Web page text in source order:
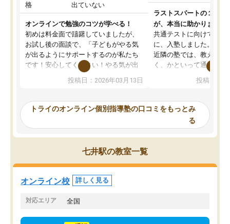
格
出ていない
オンラインで勉強のコツが学べる！
初めは料金面で躊躇していましたが、
お試し後の面談で、「子どもがやる気
が出るようにサポートするのが私たち
です！安心してください！やる気が出
ないのは私たち講師の責任です」と言
ってくださり、確かに！と考えて、思
ったんですが、学生の先生から学ぶこ
み、徐々に成績が上がったらいいなと
思っていました。何が今足りないのか
を的確に指導いただき、子どももびっ
くりするほど楽しんでやる気を持って
塾を受けています。狙い通り、少しず
つ成績も上がり、苦手意識も無くなっ
てきたので、さらに苦手な数学も追加
でお願いしました。来年の高校受験に
投稿日：2026年03月13日
ラストスパートの１か月
が、本当に助かりました
共通テストに向けての追
に、入塾しました。田舎
近隣の塾では、教えても
く、かといって通うには
可能なので本当に助か
らないところをピンポイ
頂いて、とてもわかり
していました。一生を
スト、多少お金がかかっ
投稿日：
トライのオンライン個別指導塾の口コミをもっとみ
る
七井駅の教室一覧
オンライン校 詳しく見る
対応エリア 全国